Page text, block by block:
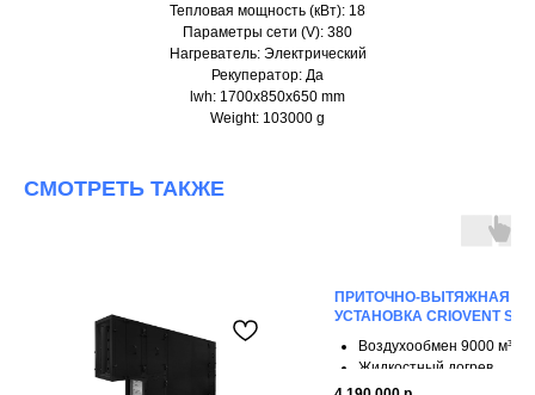
Тепловая мощность (кВт): 18
Параметры сети (V): 380
Нагреватель: Электрический
Рекуператор: Да
lwh: 1700x850x650 mm
Weight: 103000 g
СМОТРЕТЬ ТАКЖЕ
ПРИТОЧНО-ВЫТЯЖНАЯ
УСТАНОВКА CRIOVENT S
Воздухообмен 9000 м³/ч
Жидкостный догрев
4 ступени рекуперации